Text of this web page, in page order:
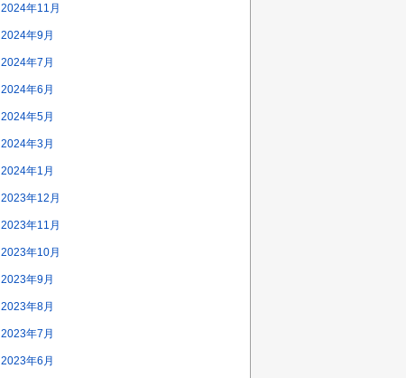
2024年11月
2024年9月
2024年7月
2024年6月
2024年5月
2024年3月
2024年1月
2023年12月
2023年11月
2023年10月
2023年9月
2023年8月
2023年7月
2023年6月